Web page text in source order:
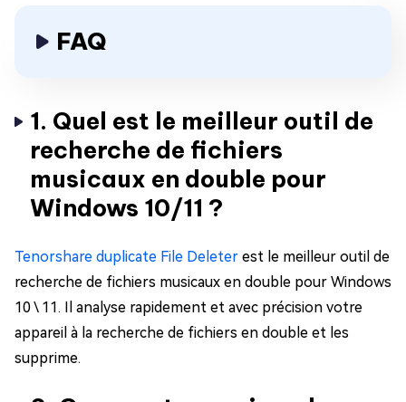
FAQ
1. Quel est le meilleur outil de
recherche de fichiers
musicaux en double pour
Windows 10/11 ?
Tenorshare duplicate File Deleter est le meilleur outil de
recherche de fichiers musicaux en double pour Windows
10 \ 11. Il analyse rapidement et avec précision votre
appareil à la recherche de fichiers en double et les
supprime.